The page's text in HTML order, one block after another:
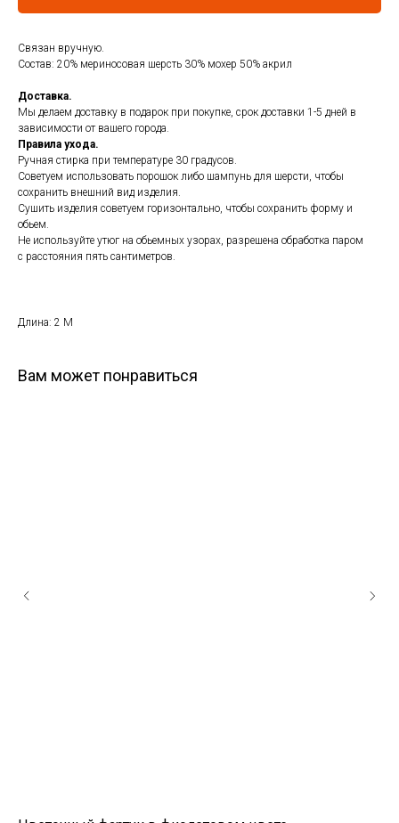
Связан вручную.
Состав: 20% мериносовая шерсть 30% мохер 50% акрил
Доставка.
Мы делаем доставку в подарок при покупке, срок доставки 1-5 дней в
зависимости от вашего города.
Правила ухода.
Ручная стирка при температуре 30 градусов.
Советуем использовать порошок либо шампунь для шерсти, чтобы
сохранить внешний вид изделия.
Сушить изделия советуем горизонтально, чтобы сохранить форму и
обьем.
Не используйте утюг на обьемных узорах, разрешена обработка паром
с расстояния пять сантиметров.
Длина: 2 М
Вам может понравиться